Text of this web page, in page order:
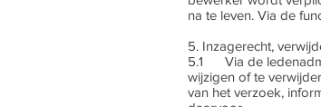
na te leven. Via de
5. Inzagerecht,
5.1 Via de
wijzigen of te
van het verzoek,